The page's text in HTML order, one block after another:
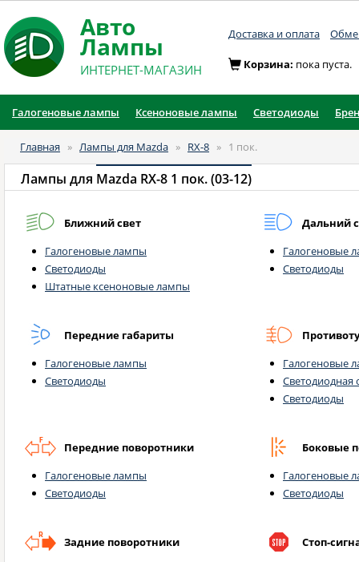
Авто
Лампы
ИНТЕРНЕТ-МАГАЗИН
Доставка и оплата
Корзина: пока пуста.
Галогеновые лампы Ксеноновые лампы Светодиоды
Главная » Лампы для Mazda » RX-8 » 1 пок.
Лампы для Mazda RX-8 1 пок. (03-12)
Ближний свет
Галогеновые лампы
Светодиоды
Штатные ксеноновые лампы
Дальний
Галогеновые
Светодиоды
Передние габариты
Галогеновые лампы
Светодиоды
Галогеновые
Светодиодная
Светодиоды
Передние поворотники
Галогеновые лампы
Светодиоды
Боковые
Галогеновые
Светодиоды
Задние поворотники
Стоп-